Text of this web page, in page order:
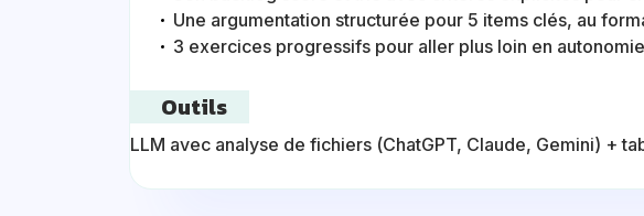
Une argumentation structurée pour 5 items clés, au
3 exercices progressifs pour aller plus loin en autonomie
Outils
LLM avec analyse de fichiers (ChatGPT, Claude, Gemini) +